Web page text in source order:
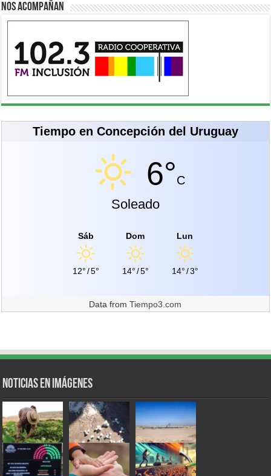
Nos acompañan
Tiempo en Concepción del Uruguay
6°C
Soleado
Sáb
12°/5°
Dom
14°/5°
Lun
14°/3°
Data fromTiempo3.com
Noticias en Imágenes